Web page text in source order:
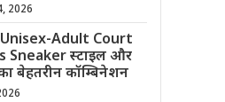
2026
Adult Court
Sneaker स्टाइल और
बेहतरीन कॉम्बिनेशन